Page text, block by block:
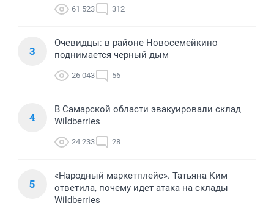
61 523 312
3
Очевидцы: в районе Новосемейкино
поднимается черный дым
26 043 56
4
В Самарской области эвакуировали склад
Wildberries
24 233 28
5
«Народный маркетплейс». Татьяна Ким
ответила, почему идет атака на склады
Wildberries